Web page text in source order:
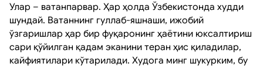
Улар ­­­– ватанпарвар. Ҳар ҳолда Ўзбекистонда худди
шундай. Ватаннинг гуллаб-яшнаши, ижобий
ўзгаришлар ҳар бир фуқаронинг ҳаётини юксалтириш
сари қўйилган қадам эканини теран ҳис қиладилар,
кайфиятилари кўтарилади. Худога минг шукурким, бу